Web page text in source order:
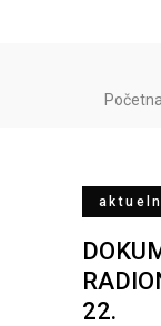
Početna
22.